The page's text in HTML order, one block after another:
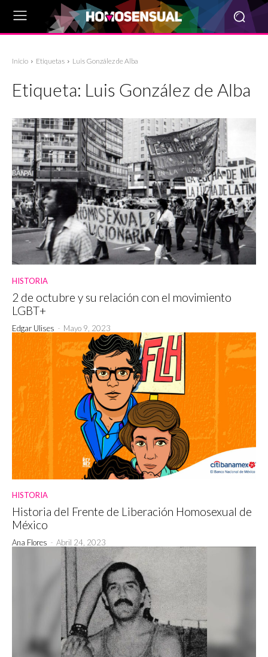
Inicio Etiquetas Luis González de Alba
Etiqueta: Luis González de Alba
HISTORIA
2 de octubre y su relación con el movimiento
LGBT+
Edgar Ulises - Mayo 9, 2023
HISTORIA
Historia del Frente de Liberación Homosexual de
México
Ana Flores - Abril 24, 2023